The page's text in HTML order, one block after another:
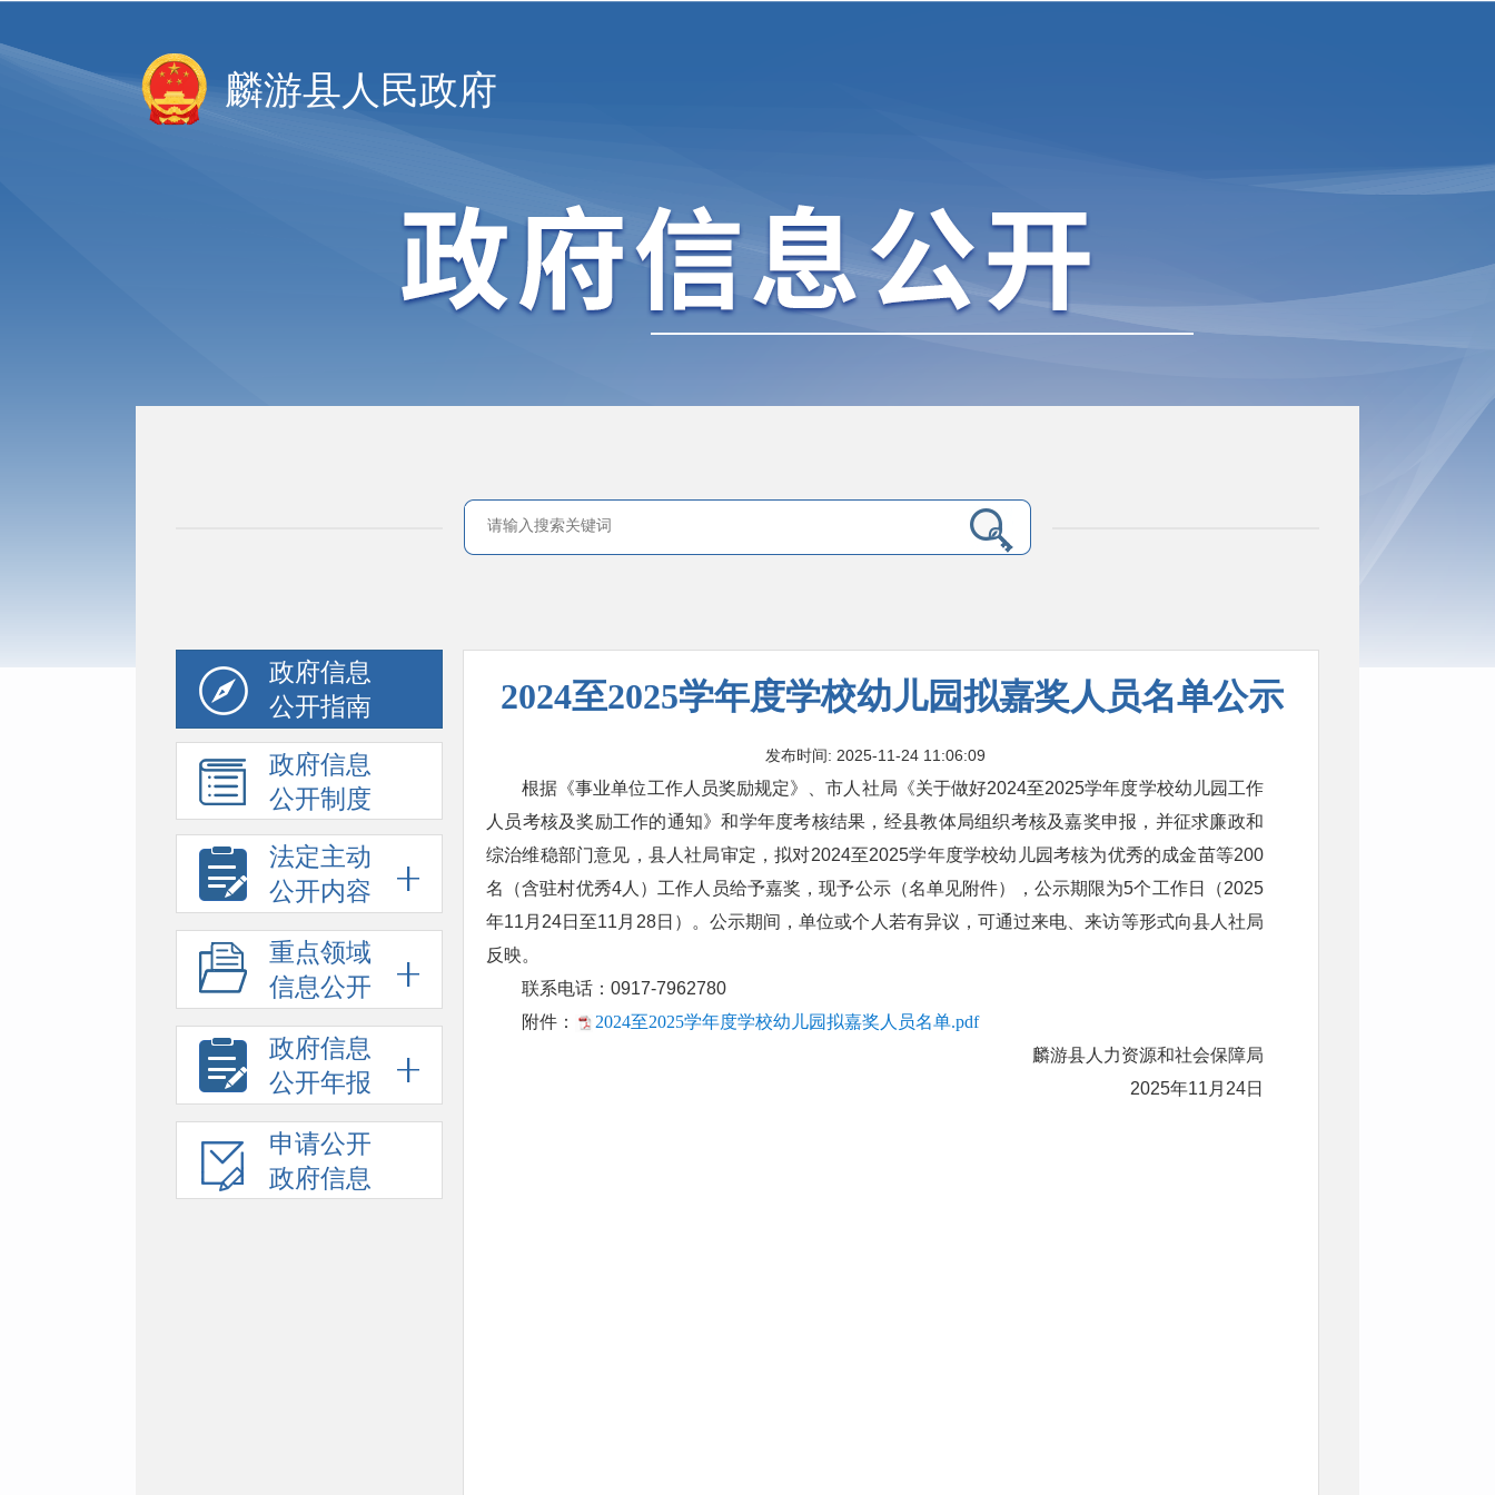
麟游县人民政府
政府信息
公开指南
政府信息
公开制度
法定主动
公开内容
重点领域
信息公开
政府信息
公开年报
申请公开
政府信息
2024至2025学年度学校幼儿园拟嘉奖人员名单公示
发布时间: 2025-11-24 11:06:09
根据《事业单位工作人员奖励规定》、市人社局《关于做好2024至2025学年度学校幼儿园工作
人员考核及奖励工作的通知》和学年度考核结果，经县教体局组织考核及嘉奖申报，并征求廉政和
综治维稳部门意见，县人社局审定，拟对2024至2025学年度学校幼儿园考核为优秀的成金苗等200
名（含驻村优秀4人）工作人员给予嘉奖，现予公示（名单见附件），公示期限为5个工作日（2025
年11月24日至11月28日）。公示期间，单位或个人若有异议，可通过来电、来访等形式向县人社局
反映。
联系电话：0917-7962780
附件：
2024至2025学年度学校幼儿园拟嘉奖人员名单.pdf
麟游县人力资源和社会保障局
2025年11月24日